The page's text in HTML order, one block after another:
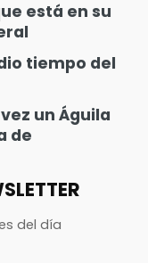
está en su
tiempo del
un Águila
de
del día